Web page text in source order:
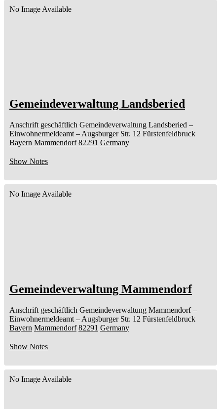
No Image Available
Gemeindeverwaltung Landsberied
Anschrift geschäftlich Gemeindeverwaltung Landsberied –
Einwohnermeldeamt – Augsburger Str. 12 Fürstenfeldbruck
Bayern Mammendorf 82291 Germany
Show Notes
No Image Available
Gemeindeverwaltung Mammendorf
Anschrift geschäftlich Gemeindeverwaltung Mammendorf –
Einwohnermeldeamt – Augsburger Str. 12 Fürstenfeldbruck
Bayern Mammendorf 82291 Germany
Show Notes
No Image Available